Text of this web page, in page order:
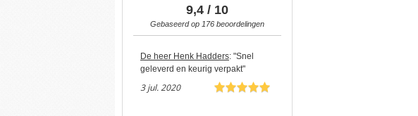
9,4 / 10
Gebaseerd op 176 beoordelingen
De heer Henk Hadders: "Snel
geleverd en keurig verpakt"
3 jul. 2020